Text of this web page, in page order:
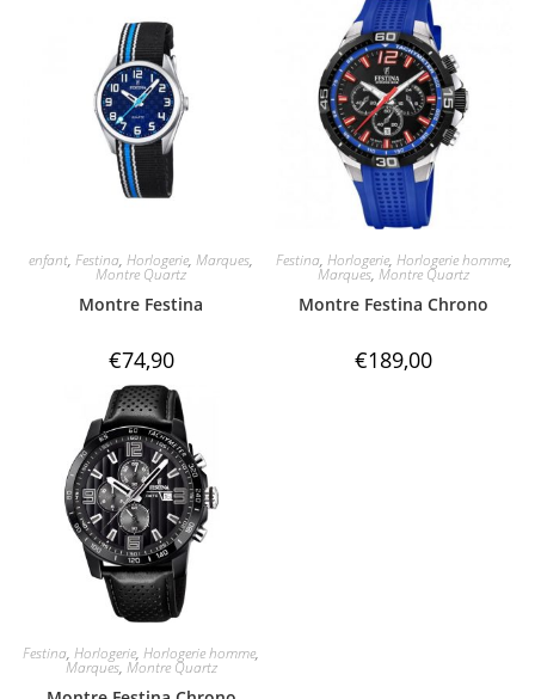
enfant,Festina,Horlogerie,Marques,
Montre Quartz
Montre Festina
€74,90
Festina, Horlogerie, Horlogerie homme,
Marques,Montre Quartz
Montre Festina Chrono
€189,00
Festina,Horlogerie,Horlogerie homme,
Marques, Montre Quartz